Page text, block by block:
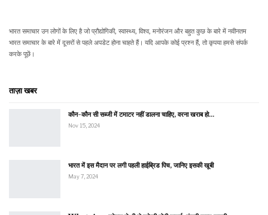
भारत समाचार उन लोगों के लिए है जो प्रौद्योगिकी, स्वास्थ्य, विश्व, मनोरंजन और बहुत कुछ के बारे में नवीनतम
भारत समाचार के बारे में दूसरों से पहले अपडेट होना चाहते हैं। यदि आपके कोई प्रश्न हैं, तो कृपया हमसे संपर्क
करके पूछें।
ताज़ा खबर
कौन-कौन सी सब्जी में टमाटर नहीं डालना चाहिए, वरना खराब हो…
Nov 15, 2024
भारत में इस मैदान पर लगी पहली हाईब्रिड पिच, जानिए इसकी खूबी
May 7, 2024